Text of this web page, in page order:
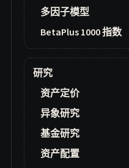
多因子模型
BetaPlus 1000 指数
研究
资产定价
异象研究
基金研究
资产配置